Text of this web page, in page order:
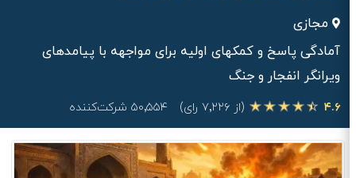
مجازی
آمادگی پاسخ و کمکهای اولیه برای مواجهه با پیامدهای
ویرانگر انفجار و جنگ
۴.۶ (از ۷٬۲۲۶ رای) ۵۰٬۵۵۴ شرکت‌کننده